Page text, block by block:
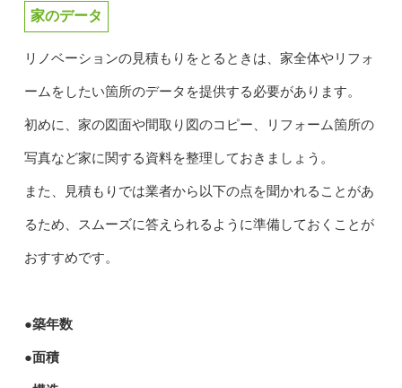
家のデータ
リノベーションの見積もりをとるときは、家全体やリフォ
ームをしたい箇所のデータを提供する必要があります。
初めに、家の図面や間取り図のコピー、リフォーム箇所の
写真など家に関する資料を整理しておきましょう。
また、見積もりでは業者から以下の点を聞かれることがあ
るため、スムーズに答えられるように準備しておくことが
おすすめです。
●築年数
●面積